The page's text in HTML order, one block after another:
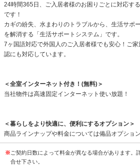
24時間365日、ご入居者様のお困りごとに対応す
です！
カギの紛失、水まわりのトラブルから、生活サポ
を解消する「生活サポートシステム」です。
7ヶ国語対応で外国人のご入居者様でも安心！ご
認にも対応しています。
＜全室インターネット付き！(無料)＞
当社物件は高速固定インターネット使い放題！
＜暮らしをより快適に、便利にするオプション＞
商品ラインナップや料金については備品オプショ
※ ご契約日数によって料金が異なる場合があります。
合せ下さい。